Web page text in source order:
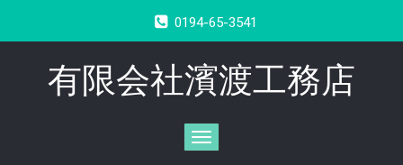
0194-65-3541
有限会社濱渡工務店
Toggle
navigation